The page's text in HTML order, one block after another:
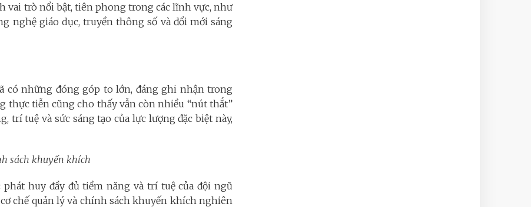
vai trò nổi bật, tiên phong trong các lĩnh vực, như
nghệ giáo dục, truyền thông số và đổi mới sáng
có những đóng góp to lớn, đáng ghi nhận trong
thực tiễn cũng cho thấy vẫn còn nhiều “nút thắt”
trí tuệ và sức sáng tạo của lực lượng đặc biệt này,
sách khuyến khích
huy đầy đủ tiềm năng và trí tuệ của đội ngũ
chế quản lý và chính sách khuyến khích nghiên